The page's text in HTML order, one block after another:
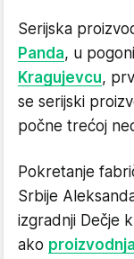
Serijska
Panda, u
Kragujevcu,
se serijski
počne trećoj
Pokretanje
Srbije
izgradnji Dečje
ako